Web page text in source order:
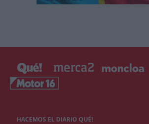
HACEMOS EL DIARIO QUÉ!